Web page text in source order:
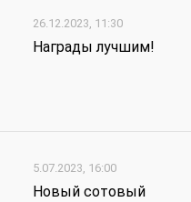
26.12.2023, 11:30
Награды лучшим!
5.07.2023, 16:00
Новый сотовый